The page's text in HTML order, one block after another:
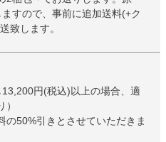
すので、事前に追加送料(+ク
致します。
円(税込)以上の場合、適
50%引きとさせていただきま